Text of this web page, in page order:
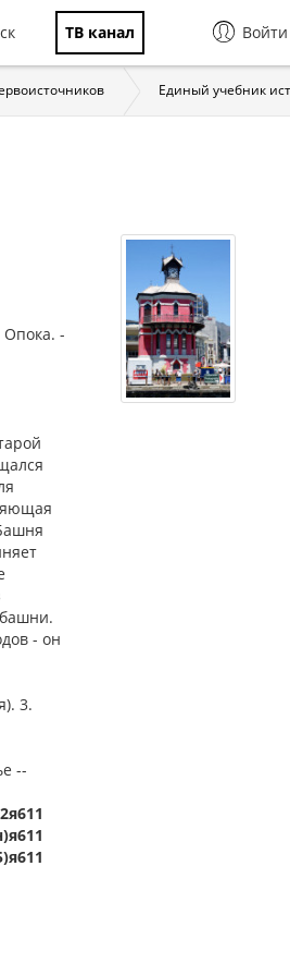
ТВ канал Войти
Единый учебник
-
- он
3.
--